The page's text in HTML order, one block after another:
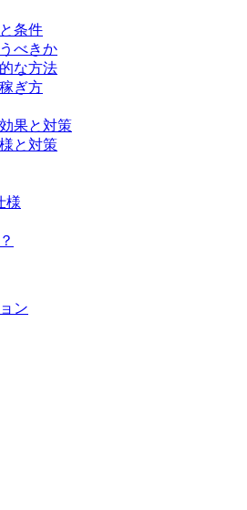
条件
べきか
な方法
ぎ方
果と対策
と対策
様
ン